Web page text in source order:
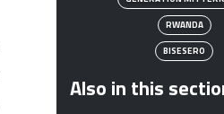
RWANDA
BISESERO
Also in this